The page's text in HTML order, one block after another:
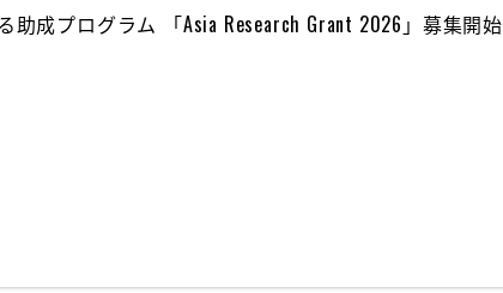
助成プログラム 「Asia Research Grant 2026」募集開始